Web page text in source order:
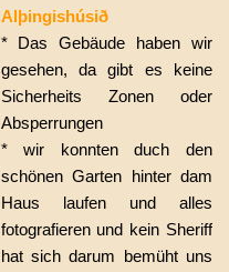
Alþingishúsið
* Das Gebäude haben wir
gesehen, da gibt es keine
Sicherheits Zonen oder
Absperrungen
* wir konnten duch den
schönen Garten hinter dam
Haus laufen und alles
fotografieren und kein Sheriff
hat sich darum bemüht uns